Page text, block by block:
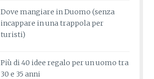
Dove mangiare in Duomo (senza
incappare in una trappola per
turisti)
Più di 40 idee regalo per un uomo tra
30 e 35 anni